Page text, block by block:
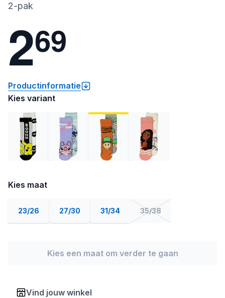
2-pak
269
Productinformatie
Kies variant
Kies maat
23/26 27/30 31/34 35/38
Kies een maat om verder te gaan
Vind jouw winkel